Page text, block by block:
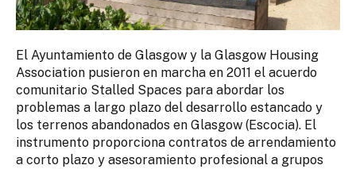
El Ayuntamiento de Glasgow y la Glasgow Housing
Association pusieron en marcha en 2011 el acuerdo
comunitario Stalled Spaces para abordar los
problemas a largo plazo del desarrollo estancado y
los terrenos abandonados en Glasgow (Escocia). El
instrumento proporciona contratos de arrendamiento
a corto plazo y asesoramiento profesional a grupos